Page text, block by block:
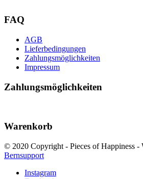
FAQ
AGB
Lieferbedingungen
Zahlungsmöglichkeiten
Impressum
Zahlungsmöglichkeiten
Warenkorb
© 2020 Copyright - Pieces of Happiness -
Bernsupport
Instagram